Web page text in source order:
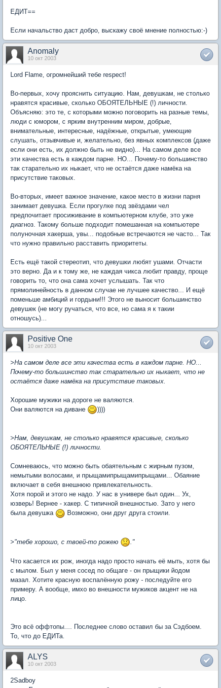
ЕДИТ==
Если начальство даст добро, выскажу своё мнение полностью:-)
Anomaly
10 окт 2003
Lord Flame, огромнейший тебе respect!
Во-первых, хочу прояснить ситуацию. Нам, девушкам, не столько
нравятся красивые, сколько ОБОЯТЕЛЬНЫЕ (!) личности.
Объясняю: это те, с которыми можно поговорить на разные темы,
люди с юмором, с ярким внутренним миром, добрые,
внимательные, интересные, надёжные, открытые, умеющие
слушать, отзывчивые и, желательно, без явных комплексов (даже
если они есть, их должно быть не видно)... На самом деле все
эти качества есть в каждом парне. НО... Почему-то большинство
так старательно их ныкает, что не остаётся даже намёка на
присутствие таковых.
Во-вторых, имеет важное значение, какое место в жизни парня
занимает девушка. Если прогулке под звёздами чел
предпочитает просиживание в компьютерном клубе, это уже
диагноз. Такому больше подходит помешанная на компьютере
полуночная хакерша, увы... подобные встречаются не часто... Так
что нужно правильно расставить приоритеты.
Есть ещё такой стереотип, что девушки любят ушами. Отчасти
это верно. Да и к тому же, не каждая чикса любит правду, проще
говорить то, что она сама хочет услышать. Так что
прямолинейность в данном случае не лучшее качество... И ещё
поменьше амбиций и гордыни!!! Этого не выносит большинство
девушек (не могу ручаться, что все, но сама я к такии
отношусь)...
Positive One
10 окт 2003
>На самом деле все эти качества есть в каждом парне. НО...
Почему-то большинство так старательно их ныкает, что не
остаётся даже намёка на присутствие таковых.
Хорошие мужики на дороге не валяются.
Они валяются на диване
))))
>Нам, девушкам, не столько нравятся красивые, сколько
ОБОЯТЕЛЬНЫЕ (!) личности.
Сомневаюсь, что можно быть обаятельным с жирным пузом,
немытыми волосами, и прыщамипрыщамипрыщами... Обаяние
включает в себя внешнюю привлекательность.
Хотя порой и этого не надо. У нас в универе был один... Ух,
юзверь! Вернее - хакер. С типичной внешностью. Зато у него
была девушка
Возможно, они друг друга стоили.
>"тебе хорошо, с твоей-то рожею ."
Что касается их рож, иногда надо просто начать её мыть, хотя бы
с мылом. Был у меня сосед по общаге - он прыщики йодом
мазал. Хотите красную воспалённую рожу - последуйте его
примеру. А вообще, имхо во внешности мужиков акцент не на
лицо.
Это всё оффтопы.... Последнее слово оставил бы за Сэдбоем.
То, что до ЕДИТа.
ALYS
10 окт 2003
2Sadboy